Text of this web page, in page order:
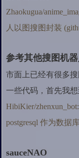
Zhaokugua/
人以图搜图封装
参考其他搜图机
市面上已经有很多
一些代码，首先我
HibiKier/
postgresql 作为数据
sauceNAO